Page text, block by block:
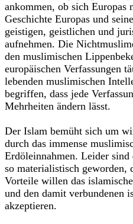
ankommen, ob sich
Geschichte Europas und
geistigen, geistlichen und
aufnehmen. Die
den muslimischen
europäischen Verfassungen
lebenden muslimischen
begriffen, dass jede
Mehrheiten ändern lässt.
Der Islam bemüht sich um
durch das immense
Erdöleinnahmen. Leider
so materialistisch geworden,
Vorteile willen das
und den damit verbundenen
akzeptieren.